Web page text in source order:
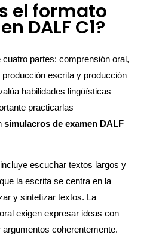
el formato
DALF C1?
partes: comprensión oral,
escrita y producción
habilidades lingüísticas
practicarlas
simulacros de examen DALF
escuchar textos largos y
la escrita se centra en la
y sintetizar textos. La
exigen expresar ideas con
coherentemente.